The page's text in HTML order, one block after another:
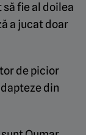
să fie al doilea
a jucat doar
de picior
din